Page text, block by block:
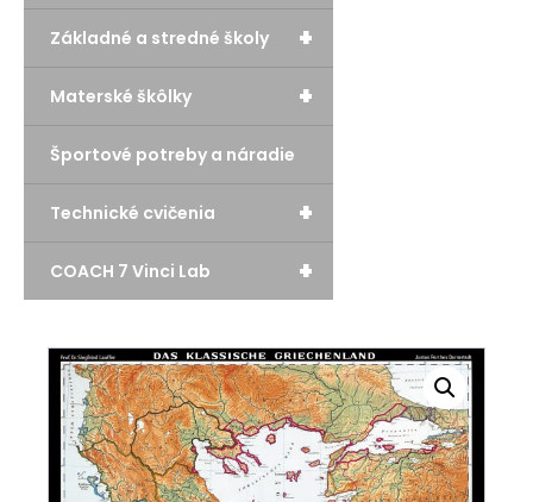
+
Základné a stredné školy
+
Materské škôlky
Športové potreby a náradie
+
Technické cvičenia
+
COACH 7 Vinci Lab